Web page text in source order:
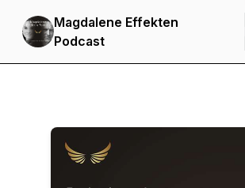
Magdalene Effekten
Podcast